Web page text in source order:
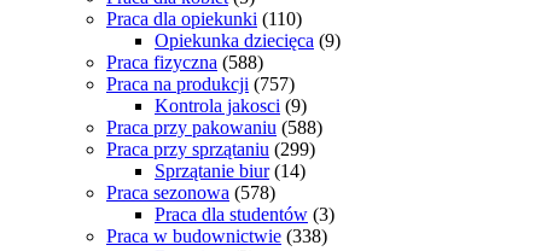
Praca dla opiekunki (110)
Opiekunka dziecięca (9)
Praca fizyczna (588)
Praca na produkcji (757)
Kontrola jakosci (9)
Praca przy pakowaniu (588)
Praca przy sprzątaniu (299)
Sprzątanie biur (14)
Praca sezonowa (578)
Praca dla studentów (3)
Praca w budownictwie (338)